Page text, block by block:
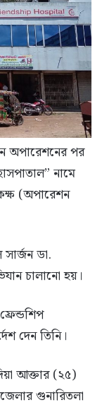
অপারেশনের পর
নামে
(অপারেশন
ডা.
চালানো হয়।
দেন তিনি।
আক্তার (২৫)
গুনারিতলা